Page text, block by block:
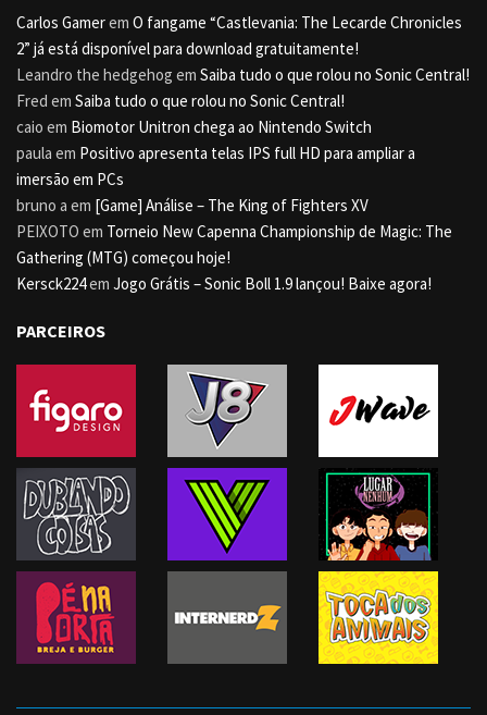
Carlos Gamerem O fangame “Castlevania: The Lecarde Chronicles
2” já está disponível para download gratuitamente!
Leandro the hedgehog em Saiba tudo o que rolou no Sonic Central!
Fred em Saiba tudo o que rolou no Sonic Central!
caio em Biomotor Unitron chega ao Nintendo Switch
paula em Positivo apresenta telas IPS full HD para ampliar a
imersão em PCs
bruno a em [Game] Análise – The King of Fighters XV
PEIXOTO em Torneio New Capenna Championship de Magic: The
Gathering (MTG) começou hoje!
Kersck224em Jogo Grátis – Sonic Boll 1.9 lançou! Baixe agora!
PARCEIROS